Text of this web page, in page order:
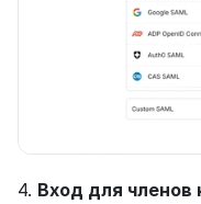
4. Вход для